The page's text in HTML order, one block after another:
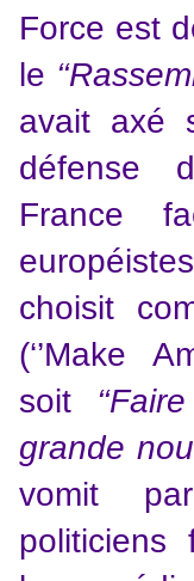
Force est
le
avait axé
défense
France
choisit
(‘’Make
soit
grande
vomit
politiciens